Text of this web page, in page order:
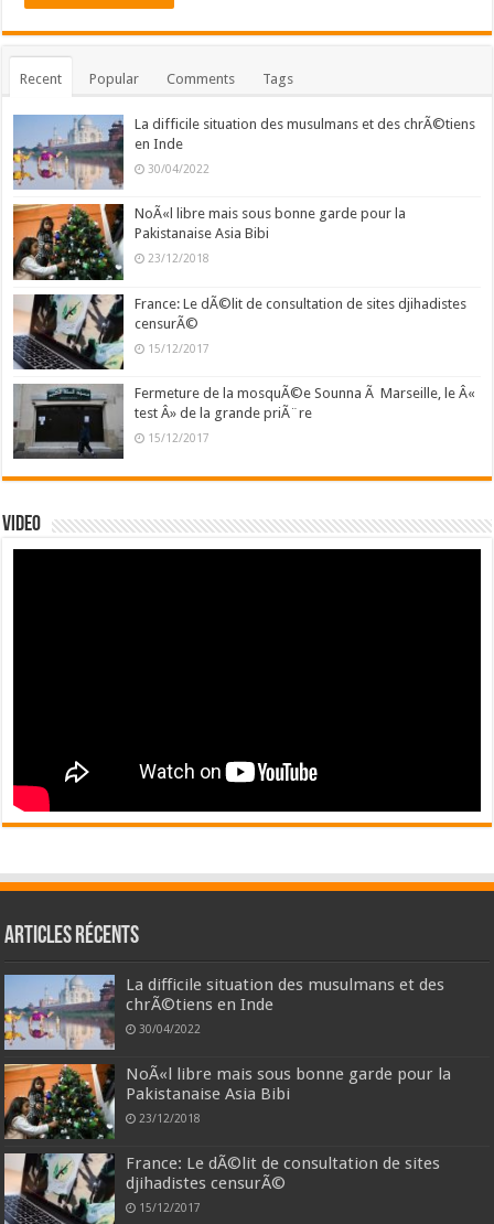
Recent Popular Comments Tags
La difficile situation des musulmans et des chrÃ©tiens
en Inde
30/04/2022
NoÃ«l libre mais sous bonne garde pour la
Pakistanaise Asia Bibi
23/12/2018
France: Le dÃ©lit de consultation de sites djihadistes
censurÃ©
15/12/2017
Fermeture de la mosquÃ©e Sounna Ã Marseille, le Â«
test Â» de la grande priÃ¨re
15/12/2017
Video
Articles récents
La difficile situation des musulmans et des
chrÃ©tiens en Inde
30/04/2022
NoÃ«l libre mais sous bonne garde pour la
Pakistanaise Asia Bibi
23/12/2018
France: Le dÃ©lit de consultation de sites
djihadistes censurÃ©
15/12/2017